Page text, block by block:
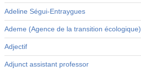
Adeline Ségui-Entraygues
Ademe (Agence de la transition écologique)
Adjectif
Adjunct assistant professor